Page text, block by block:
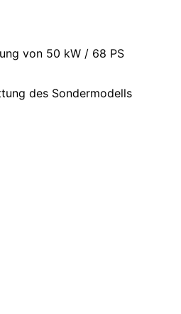
von 50 kW / 68 PS
des Sondermodells